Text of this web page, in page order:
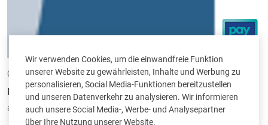
Wir verwenden Cookies, um die einwandfreie Funktion
unserer Website zu gewährleisten, Inhalte und Werbung zu
personalisieren, Social Media-Funktionen bereitzustellen
und unseren Datenverkehr zu analysieren. Wir informieren
auch unsere Social Media-, Werbe- und Analysepartner
über Ihre Nutzung unserer Website.
07.09.2015 • von Thomas Greimers
Intec mit Pay-in in der IHK Trier
abgelegt unter:Allgemein|Pay-in